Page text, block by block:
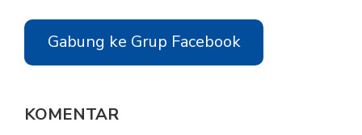
Gabung ke Grup Facebook
KOMENTAR